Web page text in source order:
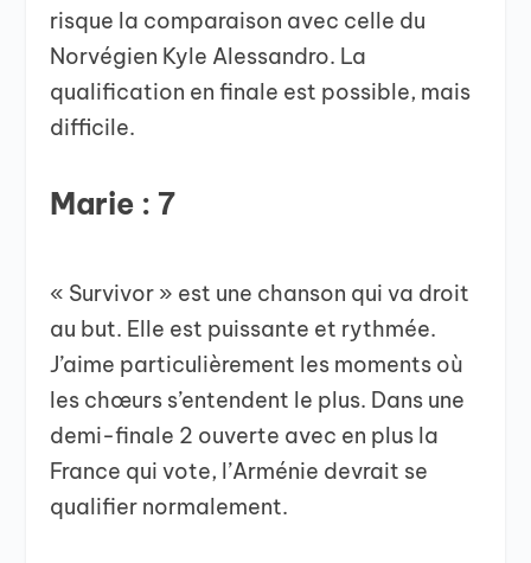
risque la comparaison avec celle du
Norvégien Kyle Alessandro. La
qualification en finale est possible, mais
difficile.
Marie : 7
« Survivor » est une chanson qui va droit
au but. Elle est puissante et rythmée.
J’aime particulièrement les moments où
les chœurs s’entendent le plus. Dans une
demi-finale 2 ouverte avec en plus la
France qui vote, l’Arménie devrait se
qualifier normalement.